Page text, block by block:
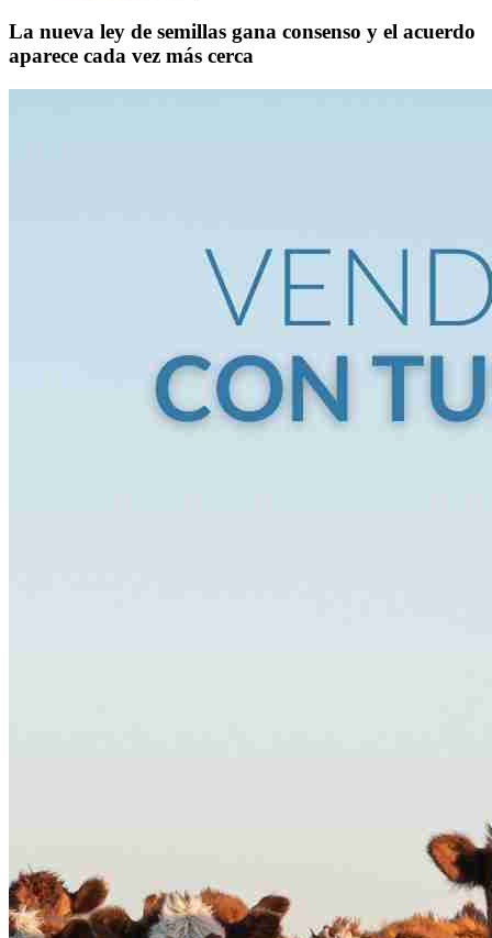
La nueva ley de semillas gana consenso y el acuerdo
aparece cada vez más cerca